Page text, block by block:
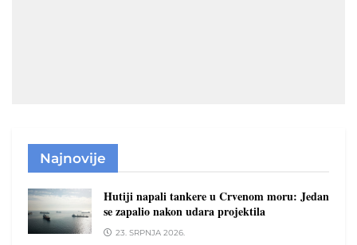
Najnovije
Hutiji napali tankere u Crvenom moru: Jedan
se zapalio nakon udara projektila
23. SRPNJA 2026.